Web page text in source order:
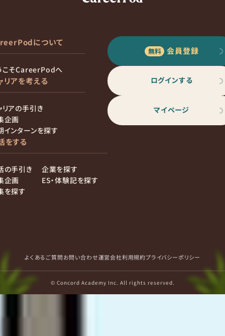
について
こそCareerPodへ
リアを考える
リアの手引き
企画
インターンを探す
をする
の手引き
企画
を探す
企業を探す
ES・体験記を探す
会員登録
ログインする
マイページ
よくあるご質問お問い合わせ運営会社利用規約プライバシーポリシー
© Concord Academy Inc. All rights reserved.